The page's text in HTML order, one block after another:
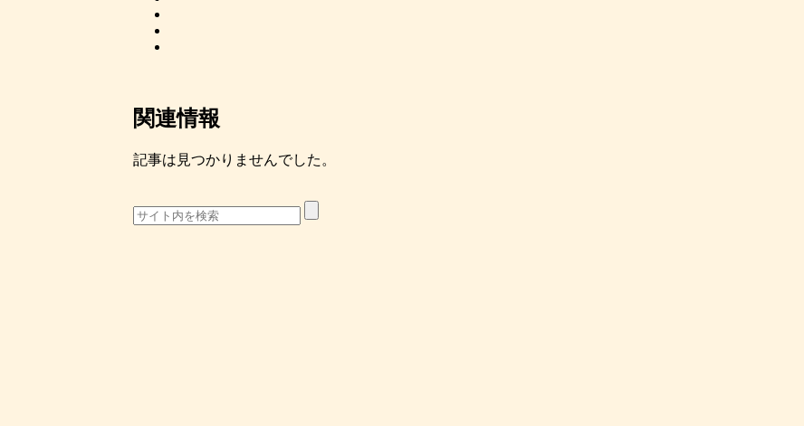
関連情報
記事は見つかりませんでした。